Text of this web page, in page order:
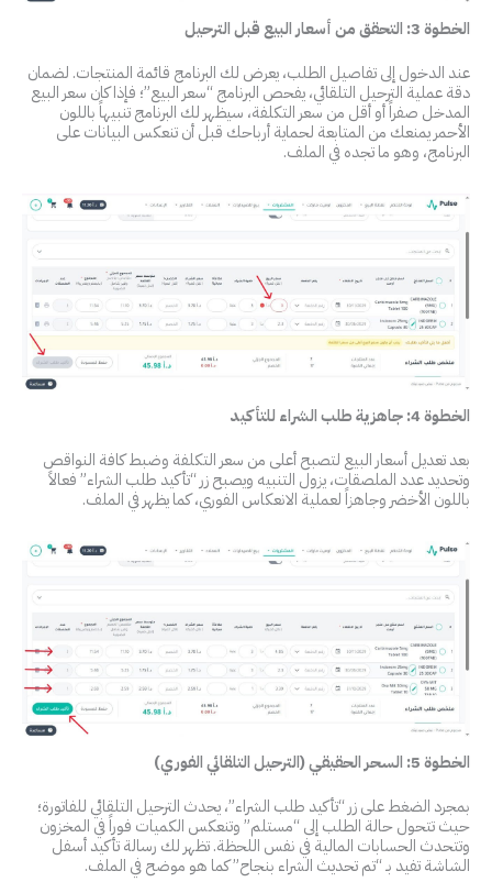
الخطوة 3: التحقق من أسعار البيع قبل الترحيل
عند الدخول إلى تفاصيل الطلب، يعرض لك البرنامج قائمة المنتجات. لضمان
دقة عملية الترحيل التلقائي، يفحص البرنامج “سعر البيع”؛ فإذا كان سعر البيع
المدخل صفراً أو أقل من سعر التكلفة، سيظهر لك البرنامج تنبيهاً باللون
الأحمر يمنعك من المتابعة لحماية أرباحك قبل أن تنعكس البيانات على
البرنامج، وهو ما تجده في الملف.
الخطوة 4: جاهزية طلب الشراء للتأكيد
بعد تعديل أسعار البيع لتصبح أعلى من سعر التكلفة وضبط كافة النواقص
وتحديد عدد الملصقات، يزول التنبيه ويصبح زر “تأكيد طلب الشراء” فعالاً
باللون الأخضر وجاهزاً لعملية الانعكاس الفوري، كما يظهر في الملف.
الخطوة 5: السحر الحقيقي (الترحيل التلقائي الفوري)
بمجرد الضغط على زر “تأكيد طلب الشراء”، يحدث الترحيل التلقائي للفاتورة؛
حيث تتحول حالة الطلب إلى “مستلم” وتنعكس الكميات فوراً في المخزون
وتتحدث الحسابات المالية في نفس اللحظة. تظهر لك رسالة تأكيد أسفل
الشاشة تفيد بـ “تم تحديث الشراء بنجاح” كما هو موضح في الملف.